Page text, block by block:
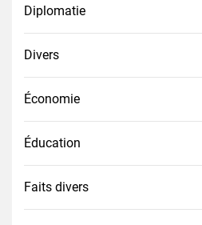
Diplomatie
Divers
Économie
Éducation
Faits divers